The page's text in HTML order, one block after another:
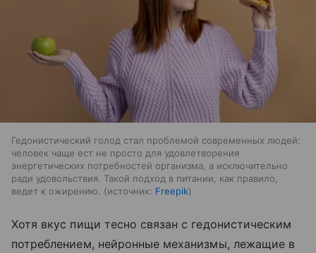
Гедонистический голод стал проблемой современных людей:
человек чаще ест не просто для удовлетворения
энергетических потребностей организма, а исключительно
ради удовольствия. Такой подход в питании, как правило,
ведет к ожирению.
источник: Freepik
Хотя вкус пищи тесно связан с гедонистическим
потреблением, нейронные механизмы, лежащие в